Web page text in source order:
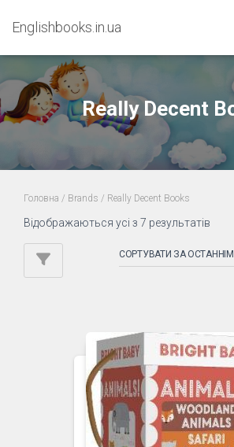
Englishbooks.in.ua
Really Decent
Головна / Brands / Really Decent Books
Відображаються усі з 7 результатів